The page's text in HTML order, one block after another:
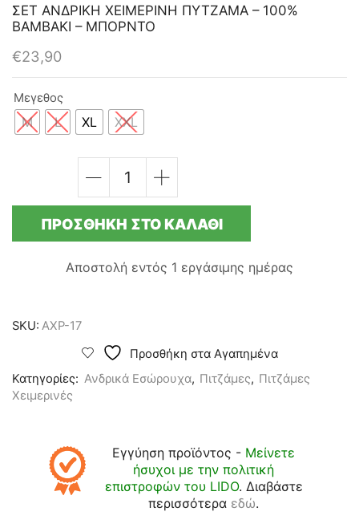
ΣΕΤ ΑΝΔΡΙΚΗ ΧΕΙΜΕΡΙΝΗ ΠΥΤΖΑΜΑ – 100%
ΒΑΜΒΑΚΙ – ΜΠΟΡΝΤΟ
€23,90
Μεγεθος
M L XL XXL
ΣΕΤ
ΑΝΔΡΙΚΗ
ΠΥΤΖΑΜΑ
-
ΒΑΜΒΑΚΙ
ΠΡΟΣΘΉΚΗ ΣΤΟ ΚΑΛΆΘΙ
Αποστολή εντός 1 εργάσιμης ημέρας
SKU: AXP-17
Προσθήκη στα Αγαπημένα
Κατηγορίες: Ανδρικά Εσώρουχα, Πιτζάμες, Πιτζάμες
Χειμερινές
Εγγύηση προϊόντος - Μείνετε
ήσυχοι με την πολιτική
επιστροφών του LIDO. Διαβάστε
περισσότερα εδώ.